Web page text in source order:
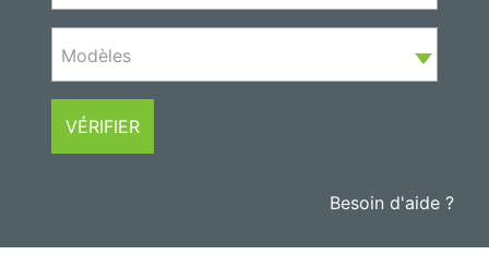
Modèles
VÉRIFIER
Besoin d'aide ?